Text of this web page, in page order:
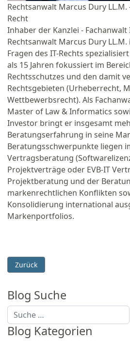
Rechtsanwalt Marcus Dury
Recht
Inhaber der Kanzlei - Fachanwalt
Rechtsanwalt Marcus Dury
Fragen des IT-Rechts
als 15 Jahren fokussiert im
Rechtsschutzes und den damit
Rechtsgebieten (Urheberrecht,
Wettbewerbsrecht). Als
Master of Law & Informatics
Investor bringt er insgesamt
Beratungserfahrung in seine
Beratungsschwerpunkte liegen
Vertragsberatung
Projektverträge oder EVB-IT
Projektberatung und der
markenrechtlichen Konflikten
Konsolidierung international
Markenportfolios.
Vorheriger Beitrag: Frohe Ostern
Zurück
Blog Suche
Suchen
Blog Kategorien